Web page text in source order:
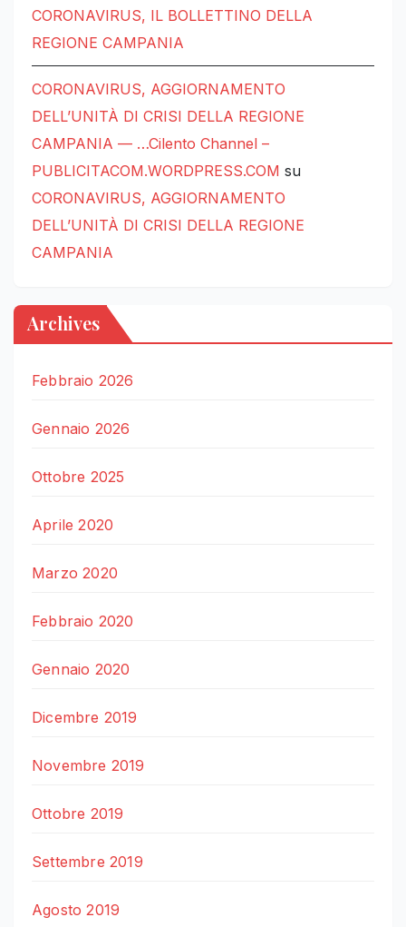
CORONAVIRUS, IL BOLLETTINO DELLA
REGIONE CAMPANIA
CORONAVIRUS, AGGIORNAMENTO
DELL’UNITÀ DI CRISI DELLA REGIONE
CAMPANIA — …Cilento Channel –
PUBLICITACOM.WORDPRESS.COM su
CORONAVIRUS, AGGIORNAMENTO
DELL’UNITÀ DI CRISI DELLA REGIONE
CAMPANIA
Archives
Febbraio 2026
Gennaio 2026
Ottobre 2025
Aprile 2020
Marzo 2020
Febbraio 2020
Gennaio 2020
Dicembre 2019
Novembre 2019
Ottobre 2019
Settembre 2019
Agosto 2019